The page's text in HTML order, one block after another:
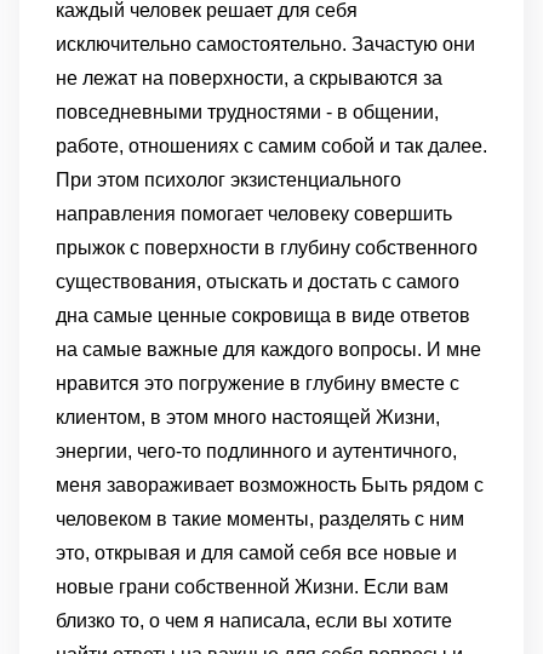
каждый человек решает для себя
исключительно самостоятельно. Зачастую они
не лежат на поверхности, а скрываются за
повседневными трудностями - в общении,
работе, отношениях с самим собой и так далее.
При этом психолог экзистенциального
направления помогает человеку совершить
прыжок с поверхности в глубину собственного
существования, отыскать и достать с самого
дна самые ценные сокровища в виде ответов
на самые важные для каждого вопросы. И мне
нравится это погружение в глубину вместе с
клиентом, в этом много настоящей Жизни,
энергии, чего-то подлинного и аутентичного,
меня завораживает возможность Быть рядом с
человеком в такие моменты, разделять с ним
это, открывая и для самой себя все новые и
новые грани собственной Жизни. Если вам
близко то, о чем я написала, если вы хотите